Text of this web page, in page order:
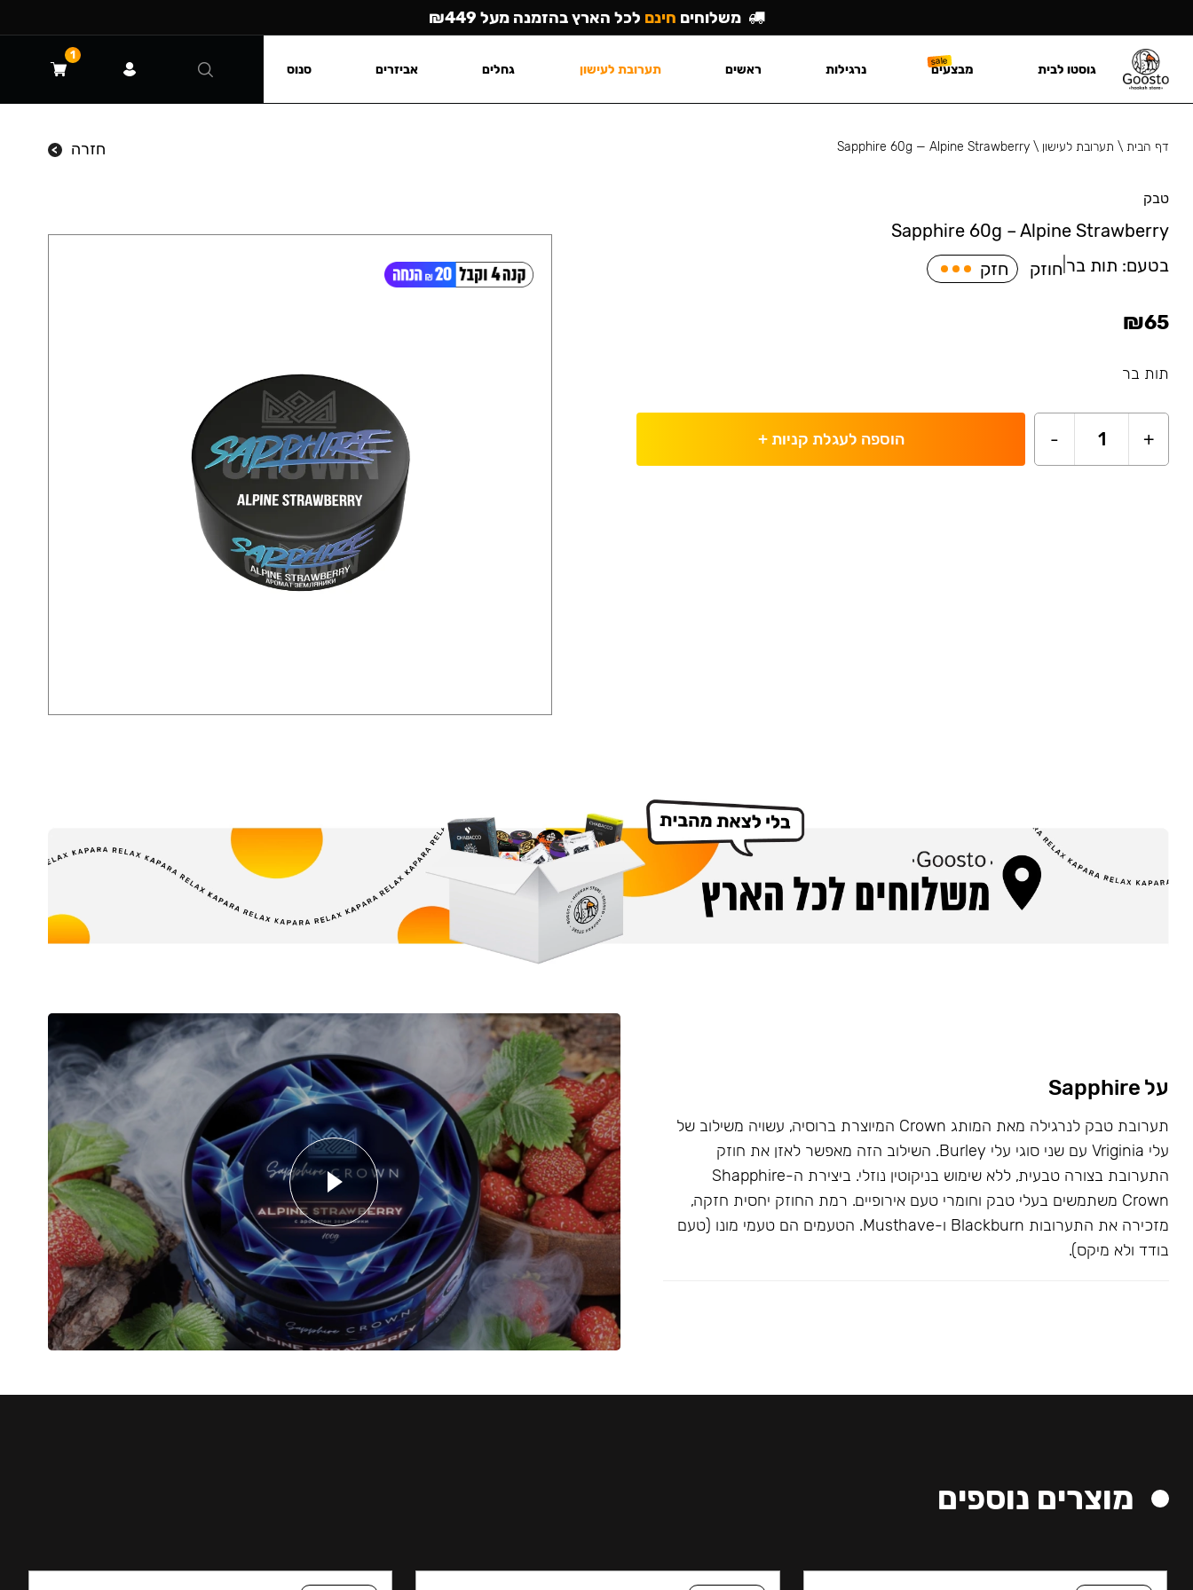
דף הבית\ תערובת לעישון \
Sapphire 60g — Alpine Strawberry חזרה
טבק
Sapphire 60g – Alpine Strawberry
בטעם: תות בר חוזק חזק
₪65
תות בר
+
1
- הוספה לעגלת קניות+
על Sapphire
תערובת טבק לנרגילה מאת המותג Crown המיוצרת ברוסיה, עשויה משילוב של
עלי Vriginia עם שני סוגי עלי Burley. השילוב הזה מאפשר לאזן את חוזק
התערובת בצורה טבעית, ללא שימוש בניקוטין נוזלי. ביצירת ה-Shapphire
Crown משתמשים בעלי טבק וחומרי טעם אירופיים. רמת החוזק יחסית חזקה,
מזכירה את התערובות Blackburn ו-Musthave. הטעמים הם טעמי מונו (טעם
בודד ולא מיקס).
מוצרים נוספים
משלוחים חינם לכל הארץ בהזמנה מעל ₪449
גוסטו לבית מבצעים נרגילות ראשים תערובת לעישון גחלים אביזרים סנוס
1